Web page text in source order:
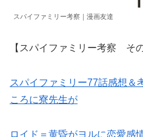
スパイファミリー考察｜漫画友達
【スパイファミリー考察 そ
スパイファミリー77話感想
ころに寮先生が
ロイド＝黄昏がヨルに恋愛感